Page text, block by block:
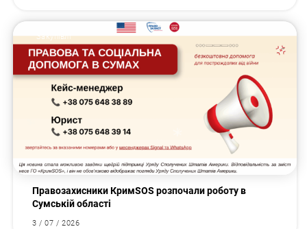
Закупівлі
Правозахисники КримSOS розпочали роботу в
Сумській області
3 / 07 / 2026